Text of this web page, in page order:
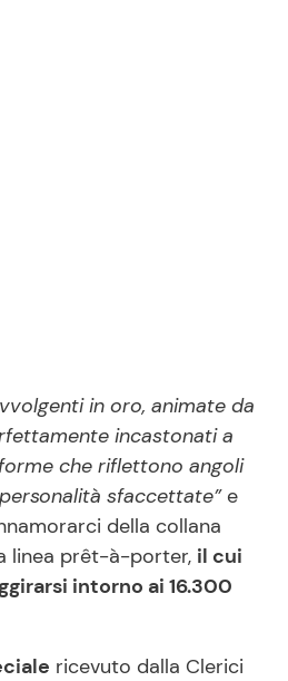
in oro, animate da
incastonati a
che riflettono angoli
sfaccettate” e
della collana
linea prêt-à-porter, il cui
intorno ai 16.300
ricevuto dalla Clerici